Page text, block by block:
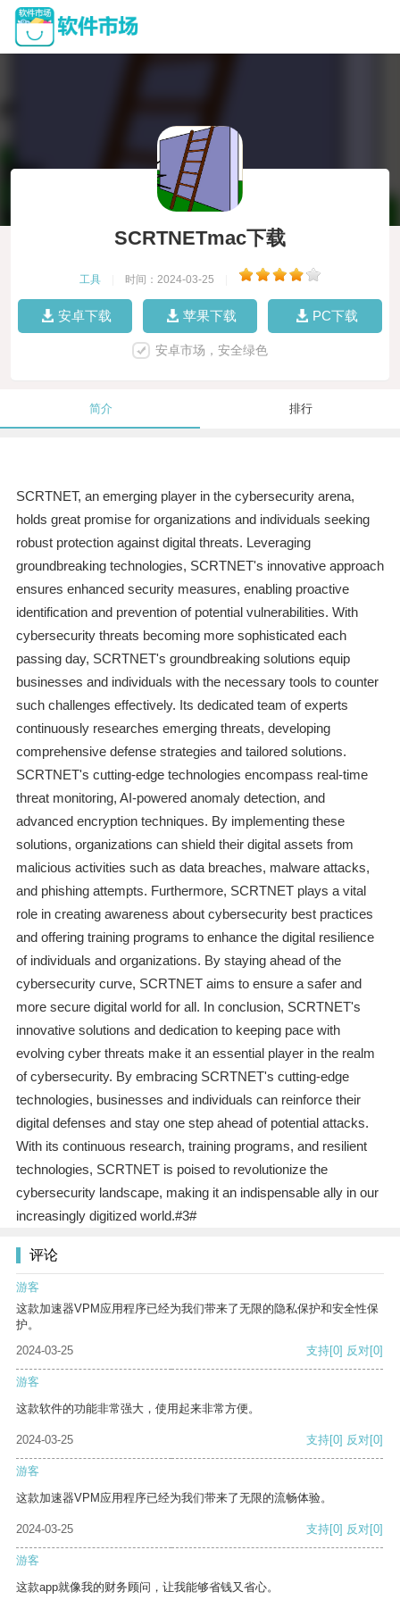
SCRTNETmac下载
工具 时间：2024-03-25
安卓下载 苹果下载 PC下载
安卓市场，安全绿色
简介 排行
SCRTNET, an emerging player in the cybersecurity arena,
holds great promise for organizations and individuals seeking
robust protection against digital threats. Leveraging
groundbreaking technologies, SCRTNET's innovative approach
ensures enhanced security measures, enabling proactive
identification and prevention of potential vulnerabilities. With
cybersecurity threats becoming more sophisticated each
passing day, SCRTNET's groundbreaking solutions equip
businesses and individuals with the necessary tools to counter
such challenges effectively. Its dedicated team of experts
continuously researches emerging threats, developing
comprehensive defense strategies and tailored solutions.
SCRTNET's cutting-edge technologies encompass real-time
threat monitoring, AI-powered anomaly detection, and
advanced encryption techniques. By implementing these
solutions, organizations can shield their digital assets from
malicious activities such as data breaches, malware attacks,
and phishing attempts. Furthermore, SCRTNET plays a vital
role in creating awareness about cybersecurity best practices
and offering training programs to enhance the digital resilience
of individuals and organizations. By staying ahead of the
cybersecurity curve, SCRTNET aims to ensure a safer and
more secure digital world for all. In conclusion, SCRTNET's
innovative solutions and dedication to keeping pace with
evolving cyber threats make it an essential player in the realm
of cybersecurity. By embracing SCRTNET's cutting-edge
technologies, businesses and individuals can reinforce their
digital defenses and stay one step ahead of potential attacks.
With its continuous research, training programs, and resilient
technologies, SCRTNET is poised to revolutionize the
cybersecurity landscape, making it an indispensable ally in our
increasingly digitized world.#3#
评论
游客
这款加速器VPM应用程序已经为我们带来了无限的隐私保护和安全性保
护。
2024-03-25
支持[0] 反对[0]
游客
这款软件的功能非常强大，使用起来非常方便。
2024-03-25 支持[0] 反对[0]
游客
这款加速器VPM应用程序已经为我们带来了无限的流畅体验。
2024-03-25 支持[0] 反对[0]
游客
这款app就像我的财务顾问，让我能够省钱又省心。